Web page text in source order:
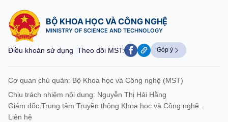
BỘ KHOA HỌC VÀ CÔNG NGHỆ
MINISTRY OF SCIENCE AND TECHNOLOGY
Điều khoản sử dụng Theo dõi MST: Góp ý
Cơ quan chủ quản: Bộ Khoa học và Công nghệ (MST)
Chịu trách nhiệm nội dung: Nguyễn Thị Hải Hằng
Giám đốc Trung tâm Truyền thông Khoa học và Công nghệ.
Liên hệ